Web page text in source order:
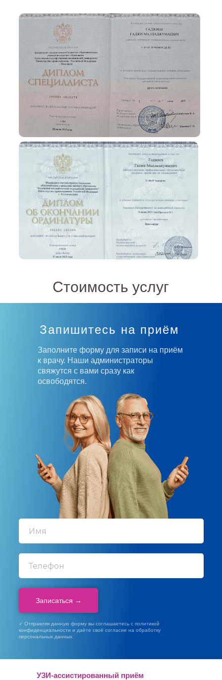
Стоимость услуг
Записаться →
Запишитесь на приём
Заполните форму для записи на приём
к врачу. Наши администраторы
свяжутся с вами сразу как
освободятся.
✓ Отправляя данную форму вы соглашаетесь с политикой
конфиденциальности и даёте своё согласие на обработку
персональных данных
УЗИ-ассистированный приём